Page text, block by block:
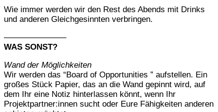
Wie immer werden wir den Rest des Abends mit Drinks
und anderen Gleichgesinnten verbringen.
———————–
WAS SONST?
Wand der Möglichkeiten
Wir werden das “Board of Opportunities ” aufstellen. Ein
großes Stück Papier, das an die Wand gepinnt wird, auf
dem Ihr eine Notiz hinterlassen könnt, wenn Ihr
Projektpartner:innen sucht oder Eure Fähigkeiten anderen